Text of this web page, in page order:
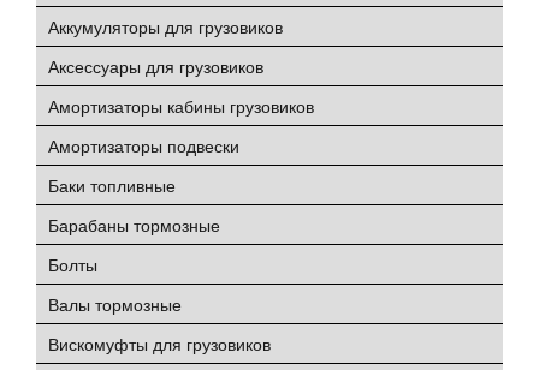
Аккумуляторы для грузовиков
Аксессуары для грузовиков
Амортизаторы кабины грузовиков
Амортизаторы подвески
Баки топливные
Барабаны тормозные
Болты
Валы тормозные
Вискомуфты для грузовиков